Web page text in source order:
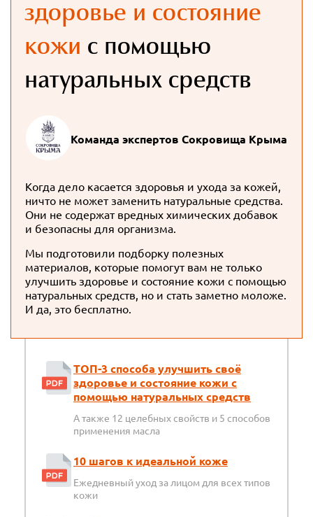
здоровье и состояние
кожи с помощью
натуральных средств
Команда экспертов Сокровища Крыма
Когда дело касается здоровья и ухода за кожей,
ничто не может заменить натуральные средства.
Они не содержат вредных химических добавок
и безопасны для организма.
Мы подготовили подборку полезных
материалов, которые помогут вам не только
улучшить здоровье и состояние кожи с помощью
натуральных средств, но и стать заметно моложе.
И да, это бесплатно.
ТОП-3 способа улучшить своё
здоровье и состояние кожи с
помощью натуральных средств
А также 12 целебных свойств и 5 способов
применения масла
10 шагов к идеальной коже
Ежедневный уход за лицом для всех типов
кожи